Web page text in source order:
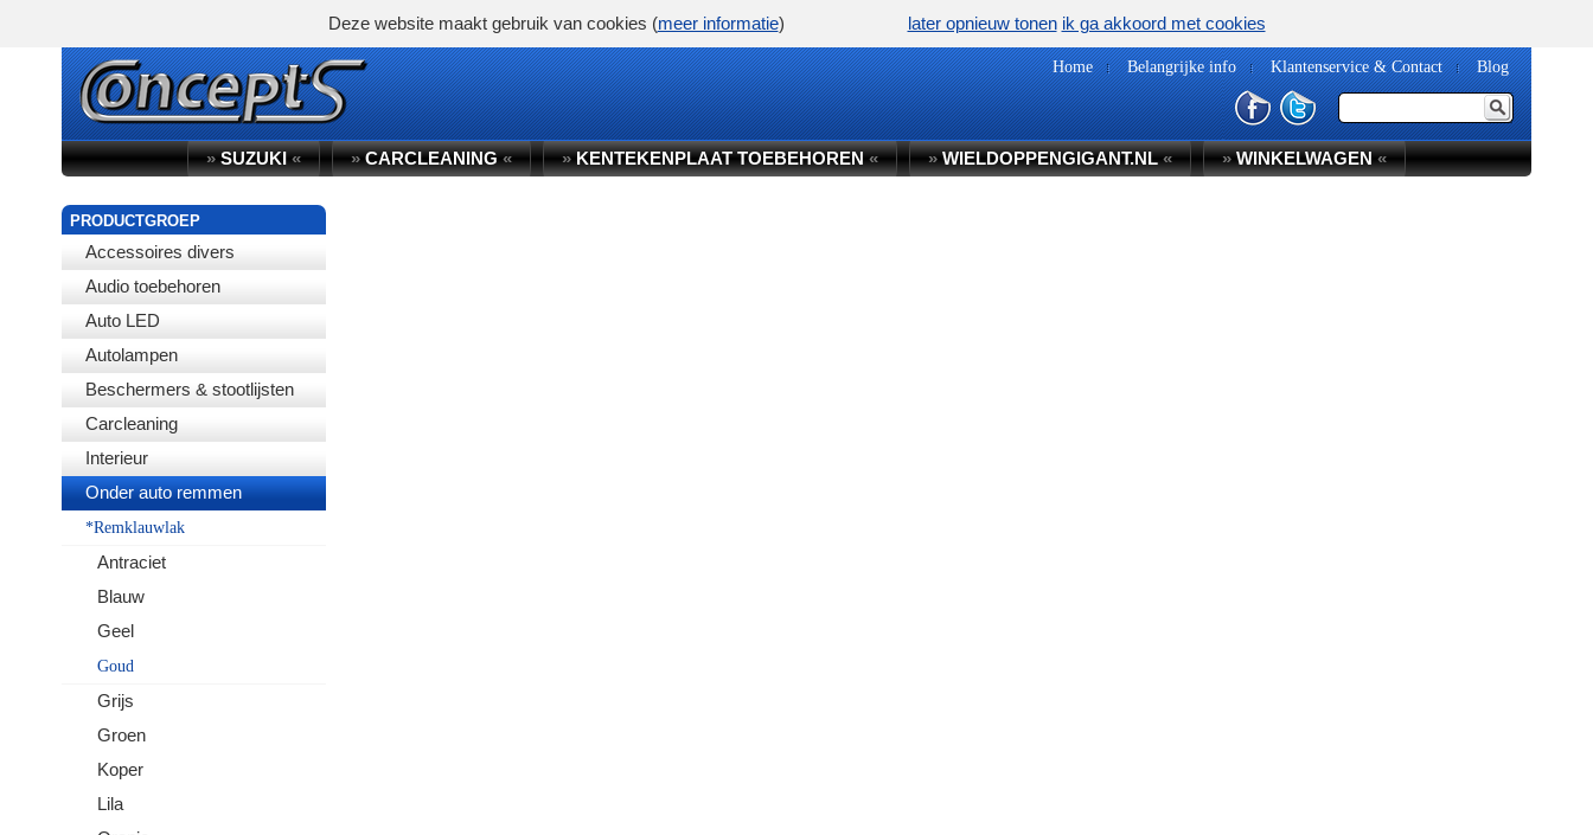
Home Belangrijke info Klantenservice & Contact Blog
»SUZUKI« »CARCLEANING« »KENTEKENPLAAT TOEBEHOREN« »WIELDOPPENGIGANT.NL« »WINKELWAGEN«
PRODUCTGROEP
Accessoires divers
Audio toebehoren
Auto LED
Autolampen
Beschermers & stootlijsten
Carcleaning
Interieur
Onder auto remmen
*Remklauwlak
Antraciet
Blauw
Geel
Goud
Grijs
Groen
Koper
Lila
Deze website maakt gebruik van cookies (meer informatie) later opnieuw tonen ik ga akkoord met cookies